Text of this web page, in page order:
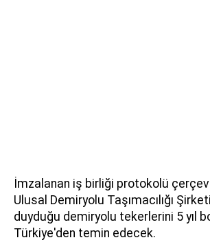
İmzalanan iş birliği protokolü
Ulusal Demiryolu Taşımacılığı
duyduğu demiryolu tekerlerini 5 yıl
Türkiye'den temin edecek.